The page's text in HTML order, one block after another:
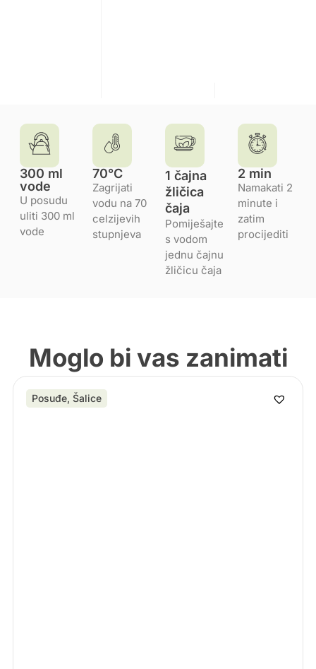
300 ml
vode
U posudu
uliti 300 ml
vode
70°C
Zagrijati
vodu na 70
celzijevih
stupnjeva
1 čajna
žličica
čaja
Pomiješajte
s vodom
jednu čajnu
žličicu čaja
2 min
Namakati 2
minute i
zatim
procijediti
Moglo bi vas zanimati
Posuđe, Šalice